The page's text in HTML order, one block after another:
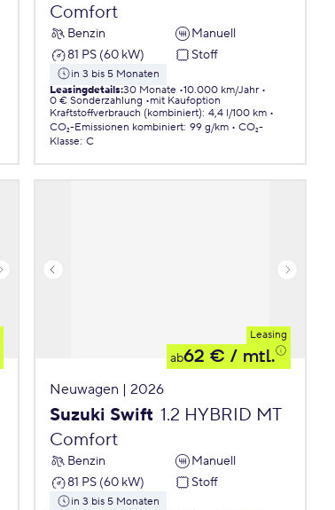
Comfort
Benzin
Manuell
81 PS (60 kW)
Stoff
in 3 bis 5 Monaten
Leasingdetails:30 Monate 10.000 km/Jahr
0 € Sonderzahlung
mit Kaufoption
Kraftstoffverbrauch (kombiniert): 4,4 l/100 km
CO₂-Emissionen kombiniert: 99 g/km
CO₂-
Klasse: C
Leasing
ab62 € / mtl.
Neuwagen | 2026
Suzuki Swift 1.2 HYBRID MT
Comfort
Benzin
Manuell
81 PS (60 kW)
Stoff
in 3 bis 5 Monaten